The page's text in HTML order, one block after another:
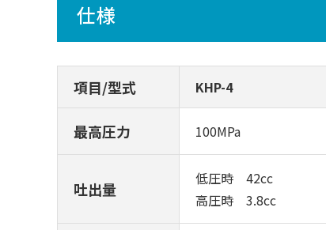
仕様
項目/型式 KHP-4
最高圧力 100MPa
吐出量
低圧時 42cc
高圧時 3.8cc